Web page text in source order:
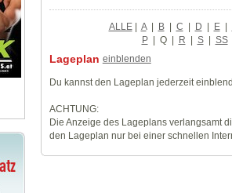
ALLE| A | B | C | D | E |
P | Q | R | S | SS
Lageplan einblenden
Du kannst den Lageplan jederzeit
ACHTUNG:
Die Anzeige des Lageplans verlangsamt
den Lageplan nur bei einer schnellen